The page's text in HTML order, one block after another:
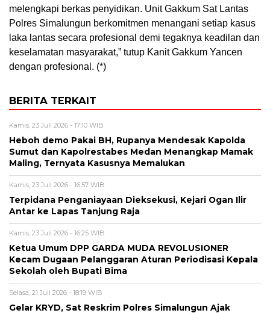
melengkapi berkas penyidikan. Unit Gakkum Sat Lantas
Polres Simalungun berkomitmen menangani setiap kasus
laka lantas secara profesional demi tegaknya keadilan dan
keselamatan masyarakat,” tutup Kanit Gakkum Yancen
dengan profesional. (*)
BERITA TERKAIT
Kamis, 23 Juli 2026 - 17:10 WIB
Heboh demo Pakai BH, Rupanya Mendesak Kapolda
Sumut dan Kapolrestabes Medan Menangkap Mamak
Maling, Ternyata Kasusnya Memalukan
Kamis, 23 Juli 2026 - 16:57 WIB
Terpidana Penganiayaan Dieksekusi, Kejari Ogan Ilir
Antar ke Lapas Tanjung Raja
Kamis, 23 Juli 2026 - 16:25 WIB
Ketua Umum DPP GARDA MUDA REVOLUSIONER
Kecam Dugaan Pelanggaran Aturan Periodisasi Kepala
Sekolah oleh Bupati Bima
Selasa, 21 Juli 2026 - 18:19 WIB
Gelar KRYD, Sat Reskrim Polres Simalungun Ajak